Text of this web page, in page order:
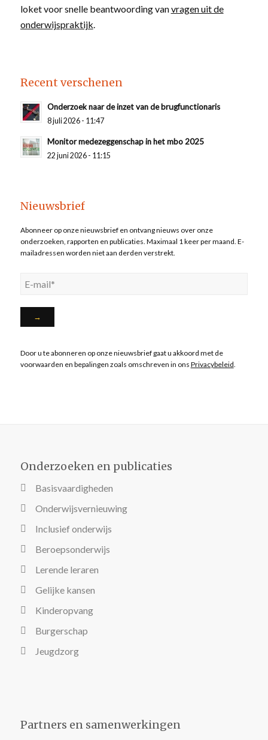
loket voor snelle beantwoording vanvragen uit de
onderwijspraktijk.
Recent verschenen
Onderzoek naar de inzet van de brugfunctionaris
8 juli 2026 - 11:47
Monitor medezeggenschap in het mbo 2025
22 juni 2026 - 11:15
Nieuwsbrief
Abonneer op onze nieuwsbrief en ontvang nieuws over onze
onderzoeken, rapporten en publicaties. Maximaal 1 keer per maand. E-
mailadressen worden niet aan derden verstrekt.
Door u te abonneren op onze nieuwsbrief gaat u akkoord met de
voorwaarden en bepalingen zoals omschreven in ons Privacybeleid
Onderzoeken en publicaties
Basisvaardigheden
Onderwijsvernieuwing
Inclusief onderwijs
Beroepsonderwijs
Lerende leraren
Gelijke kansen
Kinderopvang
Burgerschap
Jeugdzorg
Partners en samenwerkingen